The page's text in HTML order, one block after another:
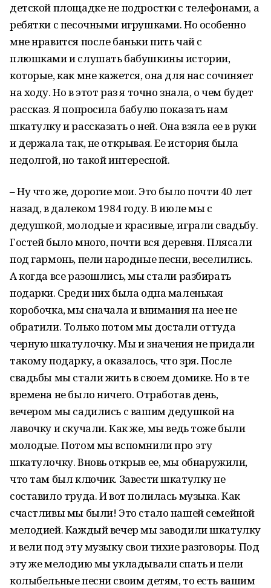
детской площадке не подростки с телефонами, а
ребятки с песочными игрушками. Но особенно
мне нравится после баньки пить чай с
плюшками и слушать бабушкины истории,
которые, как мне кажется, она для нас сочиняет
на ходу. Но в этот раз я точно знала, о чем будет
рассказ. Я попросила бабулю показать нам
шкатулку и рассказать о ней. Она взяла ее в руки
и держала так, не открывая. Ее история была
недолгой, но такой интересной.
– Ну что же, дорогие мои. Это было почти 40 лет
назад, в далеком 1984 году. В июле мы с
дедушкой, молодые и красивые, играли свадьбу.
Гостей было много, почти вся деревня. Плясали
под гармонь, пели народные песни, веселились.
А когда все разошлись, мы стали разбирать
подарки. Среди них была одна маленькая
коробочка, мы сначала и внимания на нее не
обратили. Только потом мы достали оттуда
черную шкатулочку. Мы и значения не придали
такому подарку, а оказалось, что зря. После
свадьбы мы стали жить в своем домике. Но в те
времена не было ничего. Отработав день,
вечером мы садились с вашим дедушкой на
лавочку и скучали. Как же, мы ведь тоже были
молодые. Потом мы вспомнили про эту
шкатулочку. Вновь открыв ее, мы обнаружили,
что там был ключик. Завести шкатулку не
составило труда. И вот полилась музыка. Как
счастливы мы были! Это стало нашей семейной
мелодией. Каждый вечер мы заводили шкатулку
и вели под эту музыку свои тихие разговоры. Под
эту же мелодию мы укладывали спать и пели
колыбельные песни своим детям, то есть вашим